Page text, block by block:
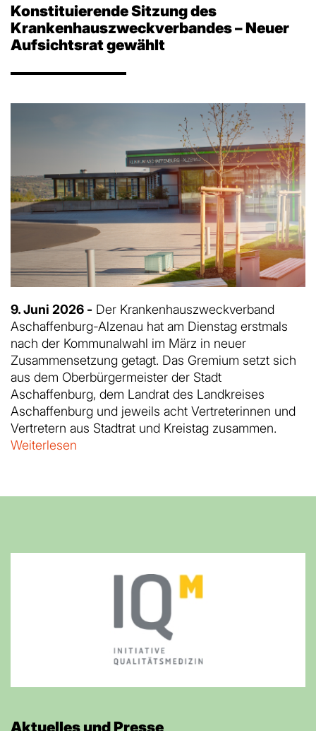
Konstituierende Sitzung des
Krankenhauszweckverbandes – Neuer
Aufsichtsrat gewählt
9. Juni 2026 - Der Krankenhauszweckverband
Aschaffenburg-Alzenau hat am Dienstag erstmals
nach der Kommunalwahl im März in neuer
Zusammensetzung getagt. Das Gremium setzt sich
aus dem Oberbürgermeister der Stadt
Aschaffenburg, dem Landrat des Landkreises
Aschaffenburg und jeweils acht Vertreterinnen und
Vertretern aus Stadtrat und Kreistag zusammen.
Weiterlesen
Aktuelles und Presse